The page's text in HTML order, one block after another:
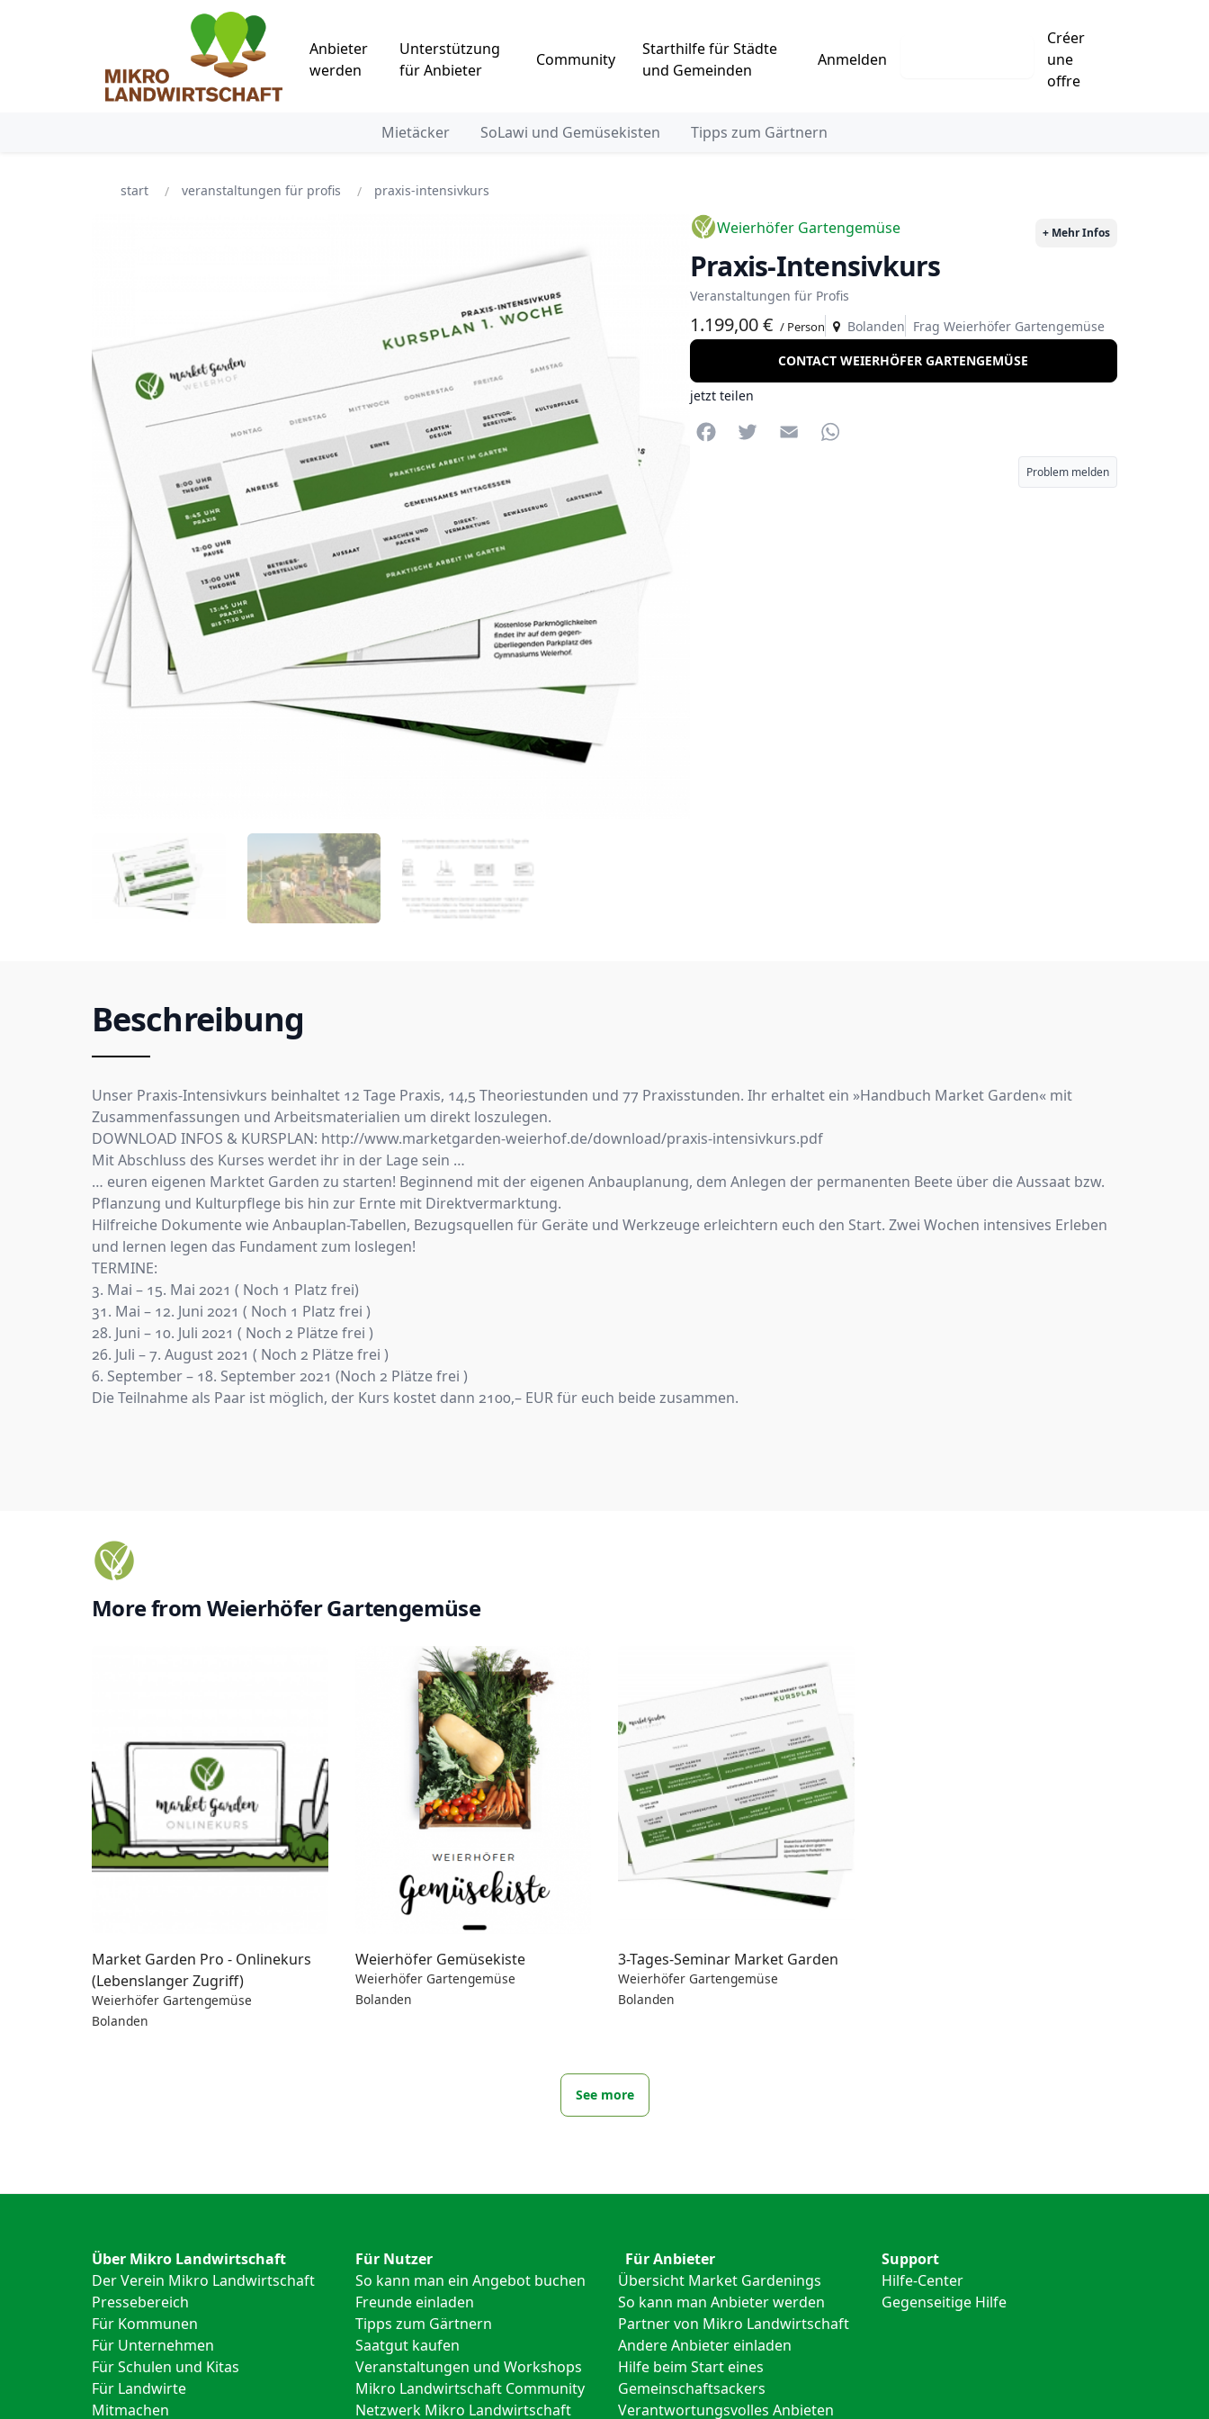
Anbieter
werden
Unterstützung
für Anbieter
Community
Starthilfe für Städte
und Gemeinden
Anmelden
Créer
une
offre
Mietäcker SoLawi und Gemüsekisten Tipps zum Gärtnern
start veranstaltungen für profis praxis-intensivkurs
Weierhöfer Gartengemüse
Praxis-Intensivkurs
Veranstaltungen für Profis
+ Mehr Infos
Bolanden
1.199,00 € / Person
Frag Weierhöfer Gartengemüse
CONTACT WEIERHÖFER GARTENGEMÜSE
jetzt teilen
FacebookTwitter Email
Problem melden
Beschreibung
Unser Praxis-Intensivkurs beinhaltet 12 Tage Praxis, 14,5 Theoriestunden und 77 Praxisstunden. Ihr erhaltet ein »Handbuch Market Garden« mit
Zusammenfassungen und Arbeitsmaterialien um direkt loszulegen.
DOWNLOAD INFOS & KURSPLAN: http://www.marketgarden-weierhof.de/download/praxis-intensivkurs.pdf
Mit Abschluss des Kurses werdet ihr in der Lage sein …
… euren eigenen Marktet Garden zu starten! Beginnend mit der eigenen Anbauplanung, dem Anlegen der permanenten Beete über die Aussaat bzw.
Pflanzung und Kulturpflege bis hin zur Ernte mit Direktvermarktung.
Hilfreiche Dokumente wie Anbauplan-Tabellen, Bezugsquellen für Geräte und Werkzeuge erleichtern euch den Start. Zwei Wochen intensives Erleben
und lernen legen das Fundament zum loslegen!
TERMINE:
3. Mai – 15. Mai 2021 ( Noch 1 Platz frei)
31. Mai – 12. Juni 2021 ( Noch 1 Platz frei )
28. Juni – 10. Juli 2021 ( Noch 2 Plätze frei )
26. Juli – 7. August 2021 ( Noch 2 Plätze frei )
6. September – 18. September 2021 (Noch 2 Plätze frei )
Die Teilnahme als Paar ist möglich, der Kurs kostet dann 2100,– EUR für euch beide zusammen.
More from Weierhöfer Gartengemüse
Market Garden Pro - Onlinekurs
(Lebenslanger Zugriff)
Weierhöfer Gartengemüse
Bolanden
Weierhöfer Gemüsekiste
Weierhöfer Gartengemüse
Bolanden
3-Tages-Seminar Market Garden
Weierhöfer Gartengemüse
Bolanden
See more
Über Mikro Landwirtschaft
Der Verein Mikro Landwirtschaft
Pressebereich
Für Kommunen
Für Unternehmen
Für Schulen und Kitas
Für Landwirte
Mitmachen
Für Nutzer
So kann man ein Angebot buchen
Freunde einladen
Tipps zum Gärtnern
Saatgut kaufen
Veranstaltungen und Workshops
Mikro Landwirtschaft Community
Netzwerk Mikro Landwirtschaft
Für Anbieter
Übersicht Market Gardenings
So kann man Anbieter werden
Partner von Mikro Landwirtschaft
Andere Anbieter einladen
Hilfe beim Start eines
Gemeinschaftsackers
Verantwortungsvolles Anbieten
Support
Hilfe-Center
Gegenseitige Hilfe